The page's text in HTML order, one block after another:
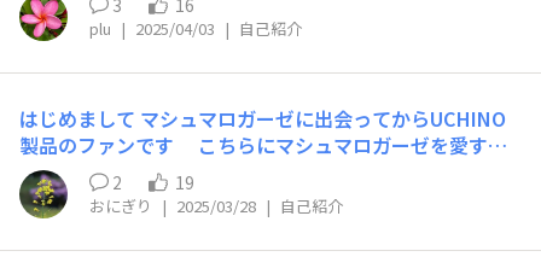
3 16
plu | 2025/04/03 | 自己紹介
はじめまして マシュマロガーゼに出会ってからUCHINO
製品のファンです こちらにマシュマロガーゼを愛する
方々がたくさんいらっしゃるのを知り、嬉しくなり自分も
思わず登録しました よろしくお願いいたします
2 19
おにぎり | 2025/03/28 | 自己紹介